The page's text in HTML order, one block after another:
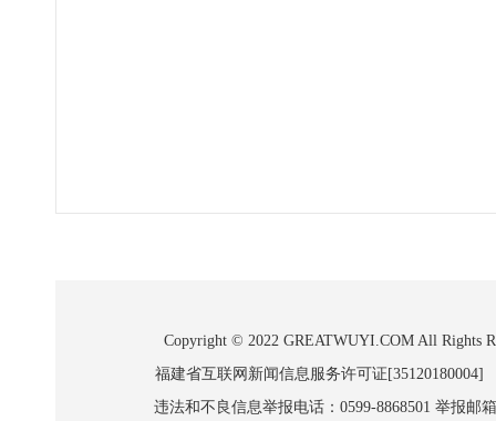
Copyright © 2022 GREATWUYI.COM All Rights
福建省互联网新闻信息服务许可证
违法和不良信息举报电话：0599-8868501 举报邮